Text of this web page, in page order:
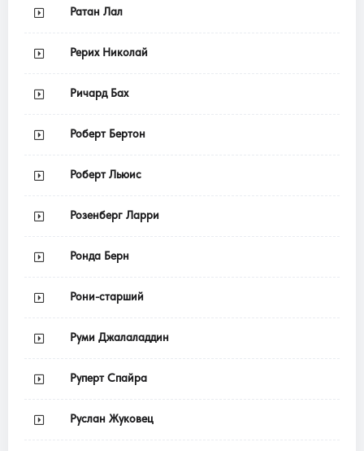
Ратан Лал
Рерих Николай
Ричард Бах
Роберт Бертон
Роберт Льюис
Розенберг Ларри
Ронда Берн
Рони-старший
Руми Джалаладдин
Руперт Спайра
Руслан Жуковец